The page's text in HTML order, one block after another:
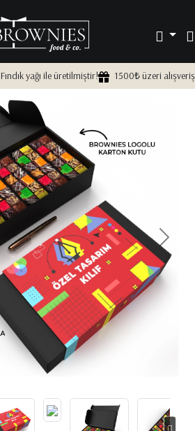
Fındık yağı ile üretilmiştir! 1500₺ üzeri